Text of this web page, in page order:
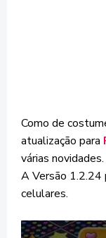
Como de
atualização para
várias
A Versão 1.2.24
celulares.